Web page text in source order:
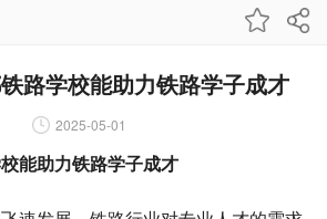
路学校能助力铁路学子成才
2025-05-01
能助力铁路学子成才